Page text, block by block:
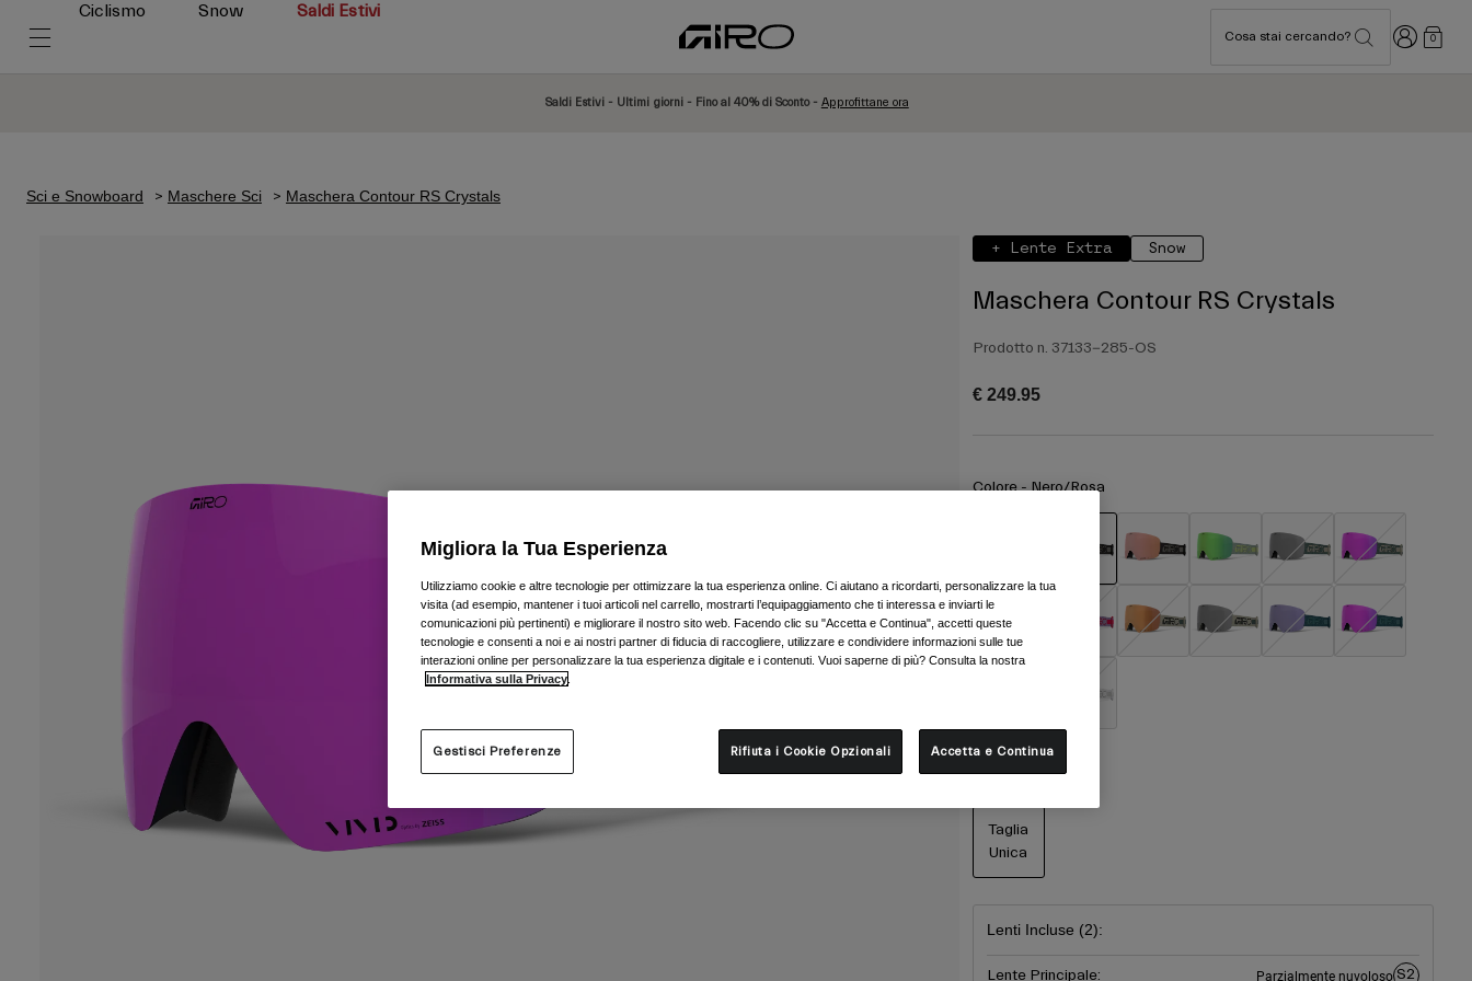
Ciclismo Snow Saldi Estivi
Cosa stai cercando? Accedi
0
Saldi Estivi - Ultimi giorni - Fino al 40% di Sconto - Approfittane ora
Sci e Snowboard Maschere Sci Maschera Contour RS Crystals
+ Lente Extra Snow
Maschera Contour RS Crystals
Prodotto n. 37133-285-OS
€ 249.95
Colore -Nero/Rosa
Taglia
Unica
Lenti Incluse (2):
Lente Principale: Parzialmente nuvoloso S2
Migliora la Tua Esperienza
Utilizziamo cookie e altre tecnologie per ottimizzare la tua esperienza online. Ci aiutano a ricordarti, personalizzare la tua
visita (ad esempio, mantener i tuoi articoli nel carrello, mostrarti l’equipaggiamento che ti interessa e inviarti le
comunicazioni più pertinenti) e migliorare il nostro sito web. Facendo clic su "Accetta e Continua", accetti queste
tecnologie e consenti a noi e ai nostri partner di fiducia di raccogliere, utilizzare e condividere informazioni sulle tue
interazioni online per personalizzare la tua esperienza digitale e i contenuti. Vuoi saperne di più? Consulta la nostra
Informativa sulla Privacy
Gestisci Preferenze Rifiuta i Cookie Opzionali Accetta e Continua